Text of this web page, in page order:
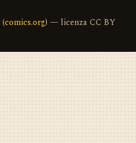
(comics.org) — licenza CC BY